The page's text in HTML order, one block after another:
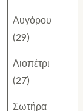
Αυγόρου
(29)
Λιοπέτρι
(27)
Σωτήρα